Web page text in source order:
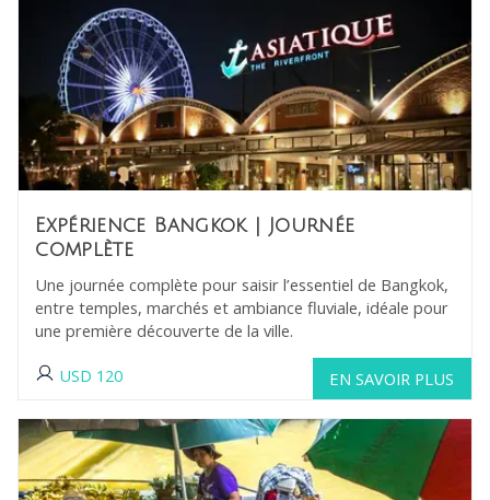
Expérience Bangkok| Journée
complète
Une journée complète pour saisir l’essentiel de Bangkok,
entre temples, marchés et ambiance fluviale, idéale pour
une première découverte de la ville.
USD 120 EN SAVOIR PLUS